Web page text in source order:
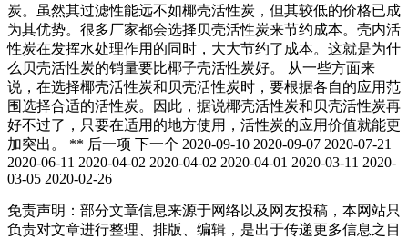
炭。虽然其过滤性能远不如椰壳活性炭，但其较低的价格已成
为其优势。很多厂家都会选择贝壳活性炭来节约成本。壳内活
性炭在发挥水处理作用的同时，大大节约了成本。这就是为什
么贝壳活性炭的销量要比椰子壳活性炭好。 从一些方面来
说，在选择椰壳活性炭和贝壳活性炭时，要根据各自的应用范
围选择合适的活性炭。因此，据说椰壳活性炭和贝壳活性炭再
好不过了，只要在适用的地方使用，活性炭的应用价值就能更
加突出。 ** 后一项 下一个 2020-09-10 2020-09-07 2020-07-21
2020-06-11 2020-04-02 2020-04-02 2020-04-01 2020-03-11 2020-
03-05 2020-02-26
免责声明：部分文章信息来源于网络以及网友投稿，本网站只
负责对文章进行整理、排版、编辑，是出于传递更多信息之目